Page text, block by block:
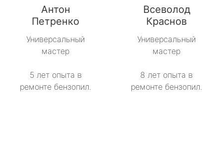
Антон
Петренко
Универсальный
мастер
5 лет опыта в
ремонте бензопил.
Всеволод
Краснов
Универсальный
мастер
8 лет опыта в
ремонте бензопил.